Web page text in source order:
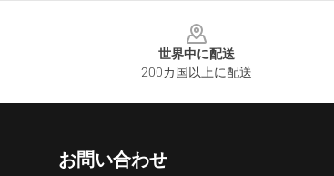
世界中に配送
200カ国以上に配送
お問い合わせ